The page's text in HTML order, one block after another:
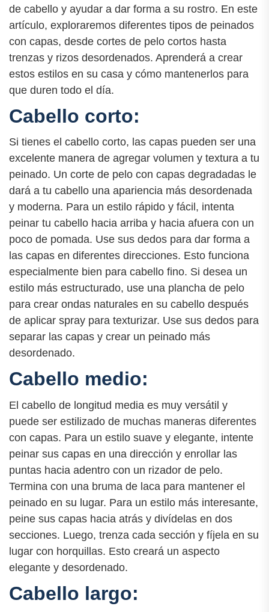
de cabello y ayudar a dar forma a su rostro. En este
artículo, exploraremos diferentes tipos de peinados
con capas, desde cortes de pelo cortos hasta
trenzas y rizos desordenados. Aprenderá a crear
estos estilos en su casa y cómo mantenerlos para
que duren todo el día.
Cabello corto:
Si tienes el cabello corto, las capas pueden ser una
excelente manera de agregar volumen y textura a tu
peinado. Un corte de pelo con capas degradadas le
dará a tu cabello una apariencia más desordenada
y moderna. Para un estilo rápido y fácil, intenta
peinar tu cabello hacia arriba y hacia afuera con un
poco de pomada. Use sus dedos para dar forma a
las capas en diferentes direcciones. Esto funciona
especialmente bien para cabello fino. Si desea un
estilo más estructurado, use una plancha de pelo
para crear ondas naturales en su cabello después
de aplicar spray para texturizar. Use sus dedos para
separar las capas y crear un peinado más
desordenado.
Cabello medio:
El cabello de longitud media es muy versátil y
puede ser estilizado de muchas maneras diferentes
con capas. Para un estilo suave y elegante, intente
peinar sus capas en una dirección y enrollar las
puntas hacia adentro con un rizador de pelo.
Termina con una bruma de laca para mantener el
peinado en su lugar. Para un estilo más interesante,
peine sus capas hacia atrás y divídelas en dos
secciones. Luego, trenza cada sección y fíjela en su
lugar con horquillas. Esto creará un aspecto
elegante y desordenado.
Cabello largo: